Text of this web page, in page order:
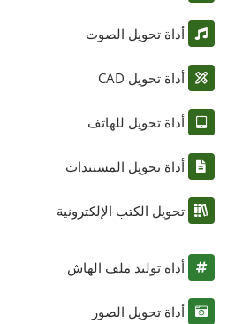
أداة تحويل الصوت
أداة تحويل CAD
أداة تحويل للهاتف
أداة تحويل المستندات
تحويل الكتب الإلكترونية
أداة توليد ملف الهاش
أداة تحويل الصور